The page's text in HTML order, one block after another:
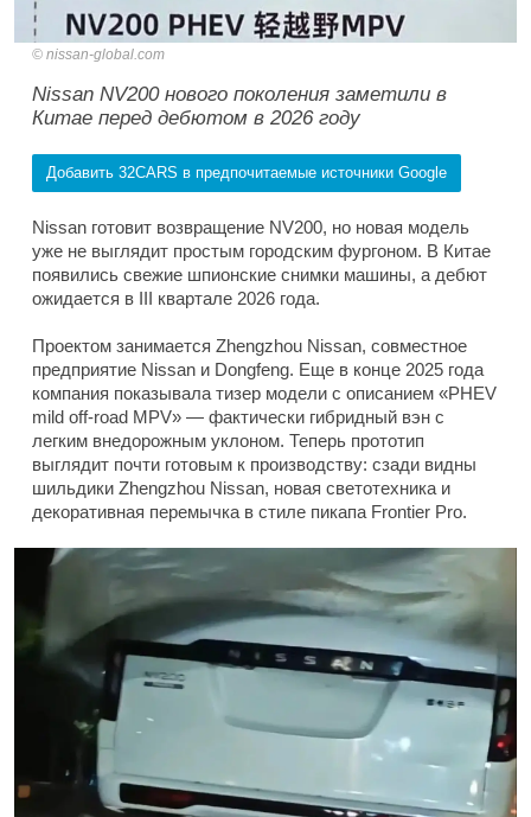
nissan-global.com
Nissan NV200 нового поколения заметили в
Китае перед дебютом в 2026 году
Добавить 32CARS в предпочитаемые источники Google
Nissan готовит возвращение NV200, но новая модель
уже не выглядит простым городским фургоном. В Китае
появились свежие шпионские снимки машины, а дебют
ожидается в III квартале 2026 года.
Проектом занимается Zhengzhou Nissan, совместное
предприятие Nissan и Dongfeng. Еще в конце 2025 года
компания показывала тизер модели с описанием «PHEV
mild off-road MPV» — фактически гибридный вэн с
легким внедорожным уклоном. Теперь прототип
выглядит почти готовым к производству: сзади видны
шильдики Zhengzhou Nissan, новая светотехника и
декоративная перемычка в стиле пикапа Frontier Pro.